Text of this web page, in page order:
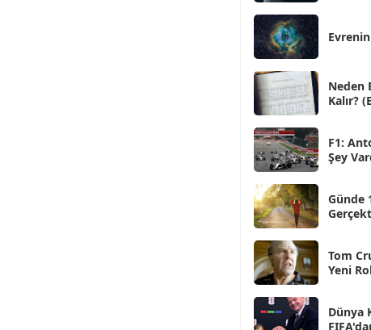
Ağu 2025
Tem 2025
Haz 2025
May 2025 [54]
Nis 2025 [56]
Mar 2025 [50]
Şub 2025 [57]
Oca 2025
Ara 2024 [25]
Kas 2024
Eki 2024 [46]
Neden
Kalır?
F1:
Şey
Günde
Tom
Yeni
Dünya